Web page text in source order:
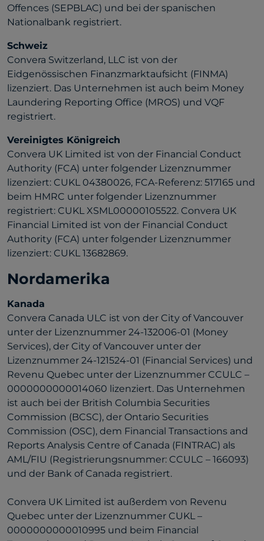
Offences (SEPBLAC) und bei der spanischen
Nationalbank registriert.
Schweiz
Convera Switzerland, LLC ist von der
Eidgenössischen Finanzmarktaufsicht (FINMA)
lizenziert. Das Unternehmen ist auch beim Money
Laundering Reporting Office (MROS) und VQF
registriert.
Vereinigtes Königreich
Convera UK Limited ist von der Financial Conduct
Authority (FCA) unter folgender Lizenznummer
lizenziert: CUKL 04380026, FCA-Referenz: 517165 und
beim HMRC unter folgender Lizenznummer
registriert: CUKL XSML00000105522. Convera UK
Financial Limited ist von der Financial Conduct
Authority (FCA) unter folgender Lizenznummer
lizenziert: CUKL 13682869.
Nordamerika
Kanada
Convera Canada ULC ist von der City of Vancouver
unter der Lizenznummer 24-132006-01 (Money
Services), der City of Vancouver unter der
Lizenznummer 24-121524-01 (Financial Services) und
Revenu Quebec unter der Lizenznummer CCULC –
0000000000014060 lizenziert. Das Unternehmen
ist auch bei der British Columbia Securities
Commission (BCSC), der Ontario Securities
Commission (OSC), dem Financial Transactions and
Reports Analysis Centre of Canada (FINTRAC) als
AML/FIU (Registrierungsnummer: CCULC – 166093)
und der Bank of Canada registriert.
Convera UK Limited ist außerdem von Revenu
Quebec unter der Lizenznummer CUKL –
0000000000010995 und beim Financial